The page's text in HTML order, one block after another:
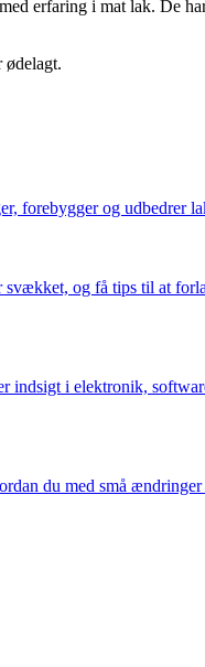
erfaring i mat lak. De
ødelagt.
forebygger og udbedrer
og få tips til at
indsigt i elektronik,
du med små